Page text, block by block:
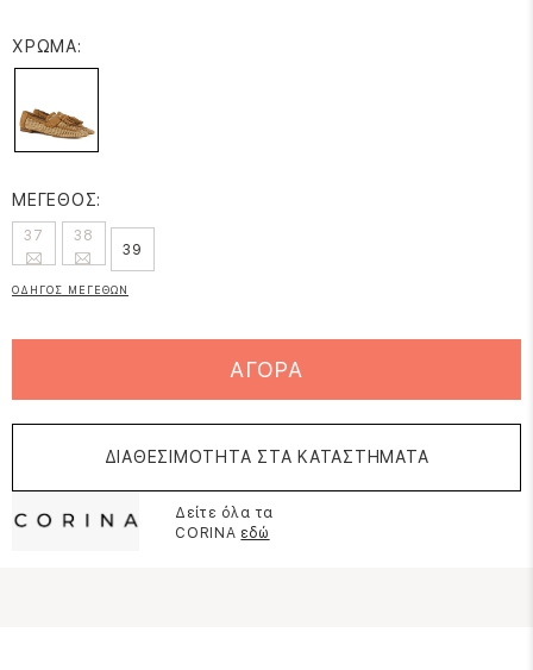
ΧΡΩΜΑ:
ΜΕΓΕΘΟΣ:
37
38
39
ΟΔΗΓΟΣ ΜΕΓΕΘΩΝ
ΑΓΟΡΑ
ΔΙΑΘΕΣΙΜΟΤΗΤΑ ΣΤΑ ΚΑΤΑΣΤΗΜΑΤΑ
Δείτε όλα τα
CORINA εδώ